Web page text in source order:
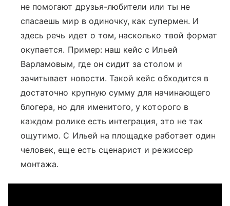
не помогают друзья-любители или ты не
спасаешь мир в одиночку, как супермен. И
здесь речь идет о том, насколько твой формат
окупается. Пример: наш кейс с Ильей
Варламовым, где он сидит за столом и
зачитывает новости. Такой кейс обходится в
достаточно крупную сумму для начинающего
блогера, но для именитого, у которого в
каждом ролике есть интеграция, это не так
ощутимо. С Ильей на площадке работает один
человек, еще есть сценарист и режиссер
монтажа.